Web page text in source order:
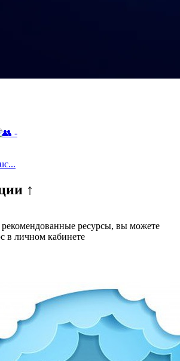
-
↑
рекомендованные ресурсы, вы можете
в личном кабинете